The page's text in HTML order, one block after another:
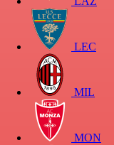
LEC
MIL
MON